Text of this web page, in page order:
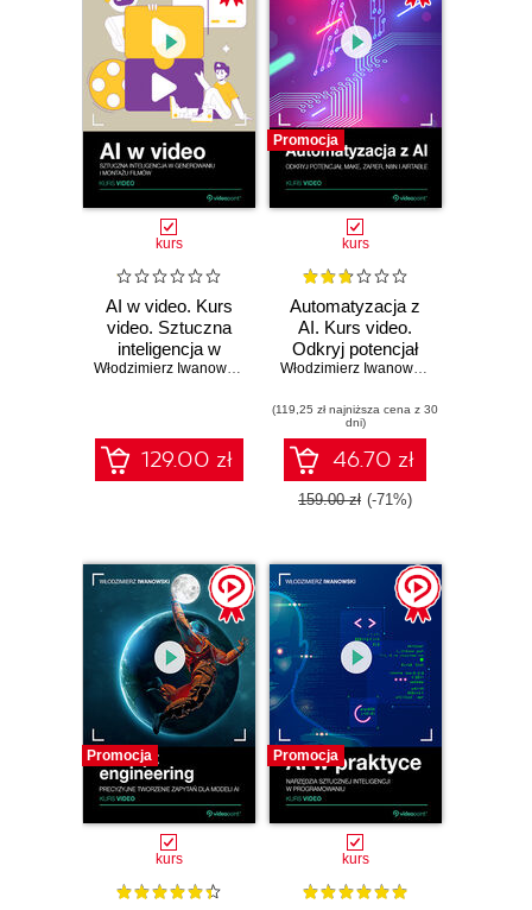
kurs
AI w video. Kurs
video. Sztuczna
inteligencja w
generowaniu i Włodzimierz Iwanowski
129.00 zł
Promocja
kurs
Automatyzacja z
AI. Kurs video.
Odkryj potencjał
Make, Zapier, n8n i
Włodzimierz Iwanowski
(119,25 zł najniższa cena z 30
dni)
46.70 zł
159.00 zł (-71%)
Promocja
kurs
Promocja
kurs